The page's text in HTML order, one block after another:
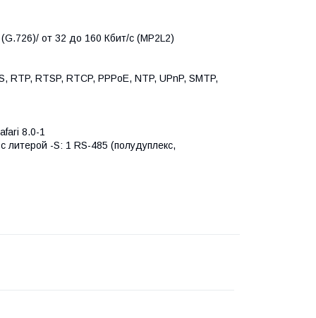
от 32 до 160 Кбит/с (MP2L2)
RTP, RTSP, RTCP, PPPoE, NTP, UPnP, SMTP,
8.0-1
-S: 1 RS-485 (полудуплекс,